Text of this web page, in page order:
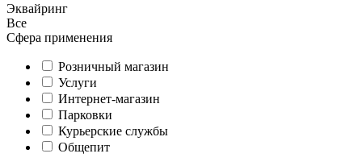
Эквайринг
Все
Сфера применения
Розничный магазин
Услуги
Интернет-магазин
Парковки
Курьерские службы
Общепит